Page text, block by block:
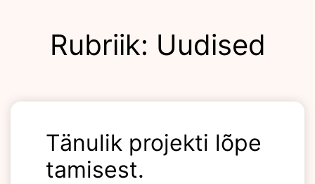
Rubriik: Uudised
Tänulik projekti lõpe
tamisest.